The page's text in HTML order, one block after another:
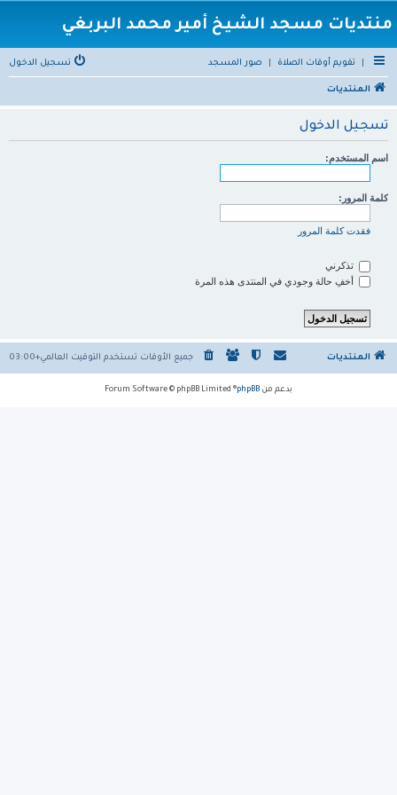
منتديات مسجد الشيخ أمير محمد البربغي
تقويم أوقات الصلاة صور المسجد تسجيل الدخول
المنتديات
تسجيل الدخول
اسم المستخدم:
كلمة المرور:
فقدت كلمة المرور
تذكرني
أخفِ حالة وجودي في المنتدى هذه المرة
المنتديات جميع الأوقات تستخدم التوقيت العالمي+03:00
بدعم من phpBB
® Forum Software © phpBB Limited